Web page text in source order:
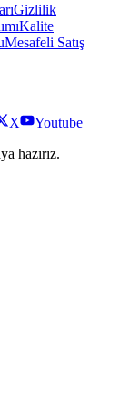
Gizlilik
Kalite
Mesafeli Satış
X
Youtube
hazırız.